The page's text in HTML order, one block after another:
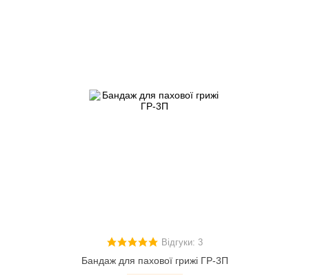
Відгуки: 3
Бандаж для пахової грижі ГР-3П